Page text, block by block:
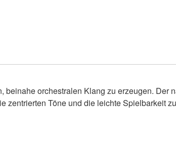
orchestralen Klang zu erzeugen. Der
zentrierten Töne und die leichte Spielbarkeit